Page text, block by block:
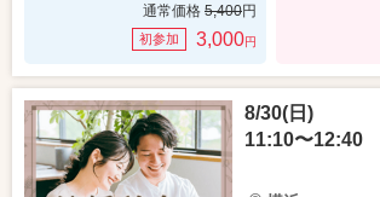
通常価格 5,400円
初参加 3,000円
8/30(日)
11:10〜12:40